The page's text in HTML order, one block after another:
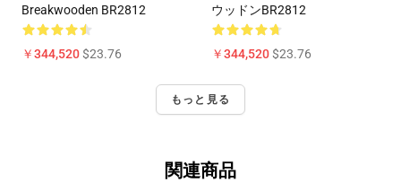
Breakwooden BR2812
￥344,520$23.76
ウッドンBR2812
￥344,520$23.76
もっと見る
関連商品